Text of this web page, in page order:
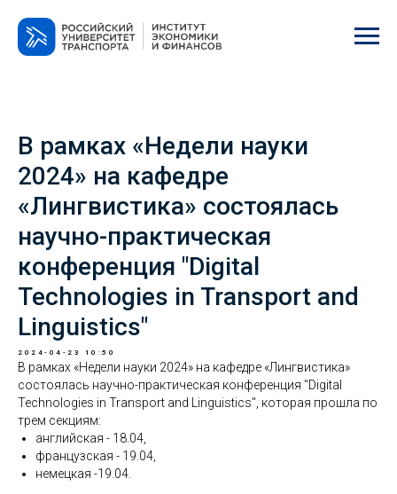
В рамках «Недели науки
2024» на кафедре
«Лингвистика» состоялась
научно-практическая
конференция "Digital
Technologies in Transport and
Linguistics"
2024-04-23 10:50
В рамках «Недели науки 2024» на кафедре «Лингвистика»
состоялась научно-практическая конференция "Digital
Technologies in Transport and Linguistics", которая прошла по
трем секциям:
английская - 18.04,
французская - 19.04,
немецкая -19.04.